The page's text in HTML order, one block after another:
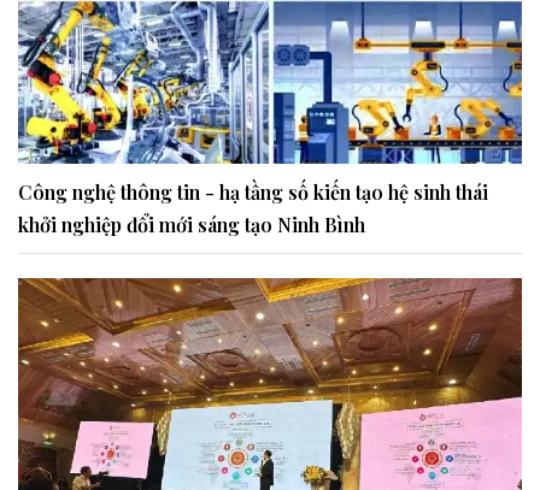
Công nghệ thông tin - hạ tầng số kiến tạo hệ sinh thái
khởi nghiệp đổi mới sáng tạo Ninh Bình